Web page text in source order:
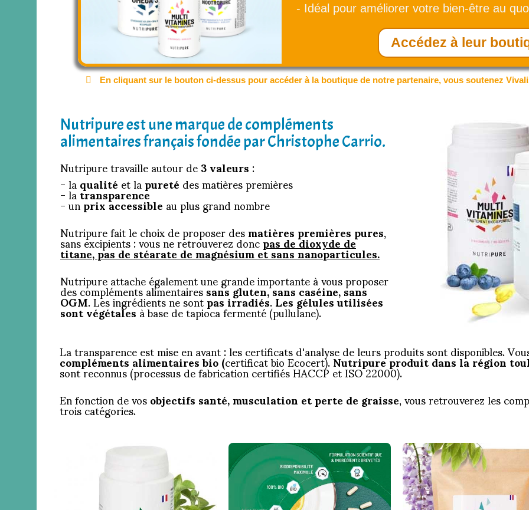
- Idéal pour améliorer votre bien-être au
Accédez à leur
En cliquant sur le bouton ci-dessus pour accéder à la boutique de notre partenaire, vous soutenez
Nutripure est une marque de compléments
alimentaires français fondée par Christophe Carrio.
Nutripure travaille autour de3 valeurs:
- laqualitéet lapuretédes matières premières
- latransparence
- unprix accessibleau plus grand nombre
Nutripure fait le choix de proposer desmatières premières pures,
sans excipients : vous ne retrouverez doncpas de dioxyde de
titane,pas de stéarate de magnésium et sans nanoparticules.
Nutripure attache également une grande importante à vous proposer
des compléments alimentairessans gluten, sans caséine, sans
OGM. Les ingrédients ne sontpas irradiés.Les gélules utilisées
sont végétalesà base de tapioca fermenté (pullulane).
La transparence est mise en avant : les certificats d'analyse de leurs produits sont disponibles.
compléments alimentaires bio (certificat bio Ecocert).Nutripure produit dans la région
sont reconnus (processus de fabrication certifiés HACCP et ISO 22000).
En fonction de vosobjectifs santé, musculation et perte de graisse, vous retrouverez les
trois catégories.